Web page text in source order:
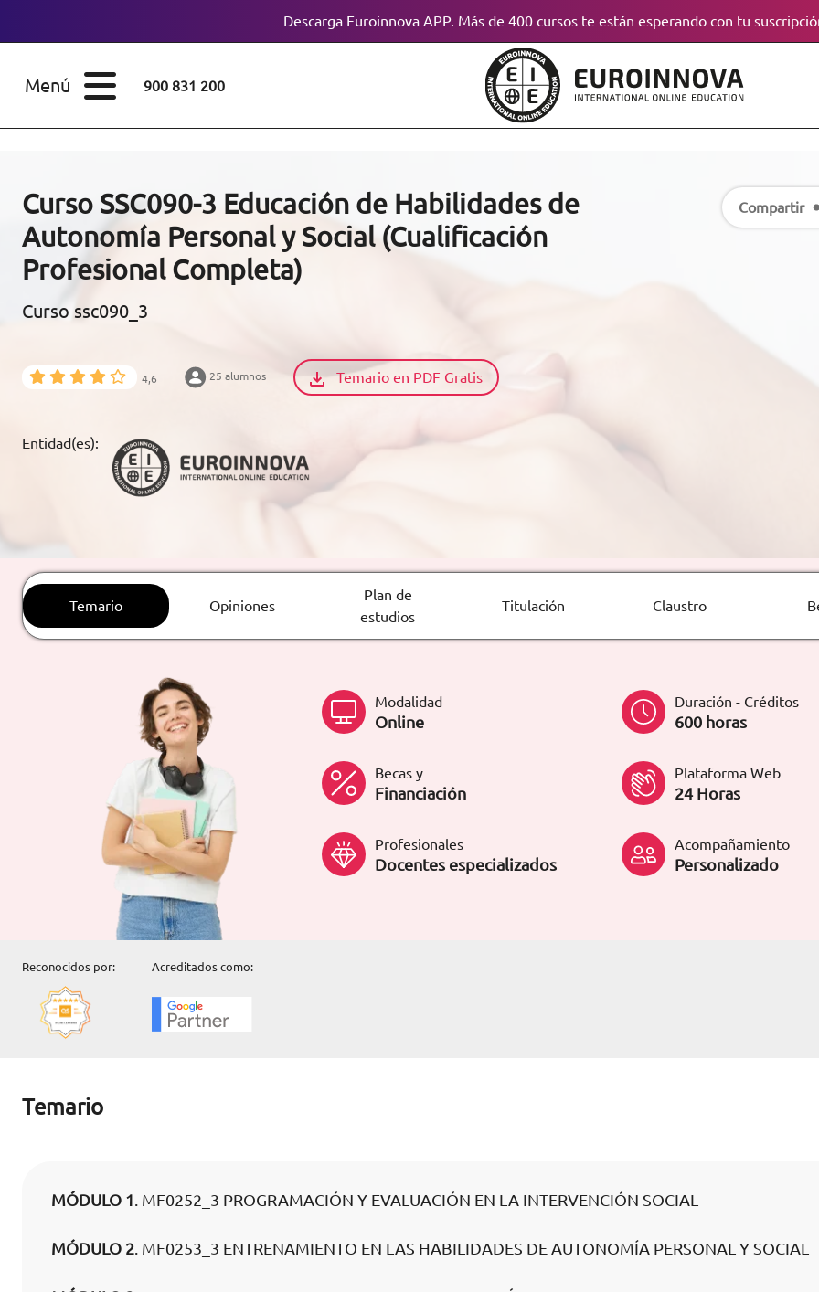
Descarga Euroinnova APP. Más de 400 cursos te están esperando con tu
Menú 900 831 200
CONOCE EUROINNOVA
BECAS Y
FINANCIACIÓN
EDUCATIVOS
ARTÍCULOS
ORIENTACIÓN
CONTACTO ES
(gratuito en
España)
formacion@euroinnova.com
TRABAJA CON NOSOTROS
ESTUDIOS
Doctorados
Maestría
Diplomados
Curso SSC090-3 Educación de Habilidades de
Autonomía Personal y Social (Cualificación
Profesional Completa)
Curso ssc090_3
4,6 25 alumnos Temario en PDF Gratis
Entidad(es):
Compartir
Temario Opiniones
Plan de
estudios
Titulación Claustro
Modalidad
Online
Duración - Créditos
600 horas
Becas y
Financiación
Plataforma Web
24 Horas
Profesionales
Docentes especializados
Acompañamiento
Personalizado
Reconocidos por: Acreditados como:
Temario
MÓDULO 1. MF0252_3 PROGRAMACIÓN Y EVALUACIÓN EN LA INTERVENCIÓN SOCIAL
MÓDULO 2. MF0253_3 ENTRENAMIENTO EN LAS HABILIDADES DE AUTONOMÍA PERSONAL Y SOCIAL